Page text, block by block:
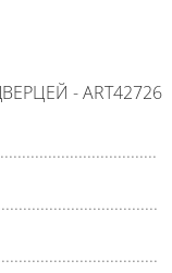
- ART42726